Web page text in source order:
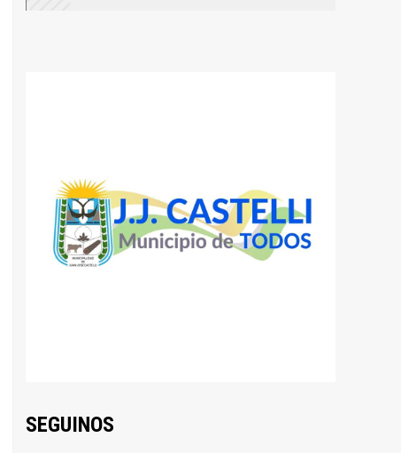
SEGUINOS